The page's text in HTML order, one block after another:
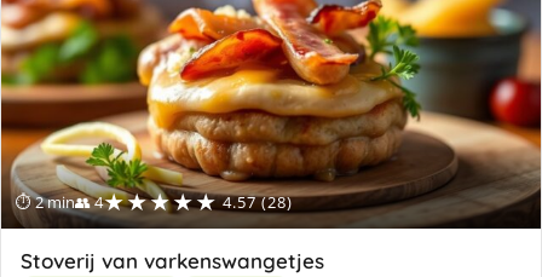
⏱ 2 min👥 4★★★★★ 4.57 (28)
Stoverij van varkenswangetjes